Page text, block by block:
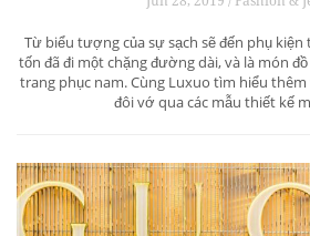
Từ biểu tượng của sự sạch sẽ đến phụ
tốn đã đi một chặng đường dài, và là món
trang phục nam. Cùng Luxuo tìm hiểu
đôi vớ qua các mẫu thiết kế